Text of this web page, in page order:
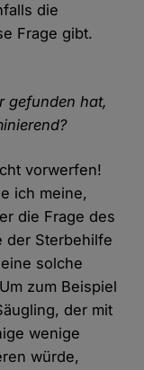
die
Frage gibt.
gefunden hat,
vorwerfen!
ich meine,
die Frage des
der Sterbehilfe
solche
zum Beispiel
der mit
wenige
würde,